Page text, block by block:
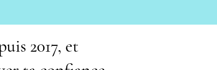
2017, et